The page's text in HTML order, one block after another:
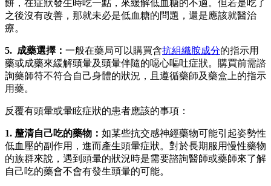
餅，在症狀發生時吃一點，來緩解低血糖的不適。但若是吃了
之後沒有改善，那就未必是低血糖的問題，還是應該就醫治
療。
5. 成藥選擇： 一般在藥局可以購買含抗組織胺成分的指示用
藥或成藥來緩解頭暈及頭暈伴隨的噁心嘔吐症狀。購買前需諮
詢藥師符不符合自己身體的狀況，且遵循藥師及藥盒上的指示
用藥。
反覆有頭暈或暈眩症狀的患者應該的事項：
1. 釐清自己吃的藥物： 如某些抗交感神經藥物可能引起姿勢性
低血壓的副作用，進而產生頭暈症狀。對於長期服用慢性藥物
的族群來說，遇到頭暈的狀況時是需要諮詢醫師或藥師來了解
自己吃的藥會不會有發生頭暈的可能。